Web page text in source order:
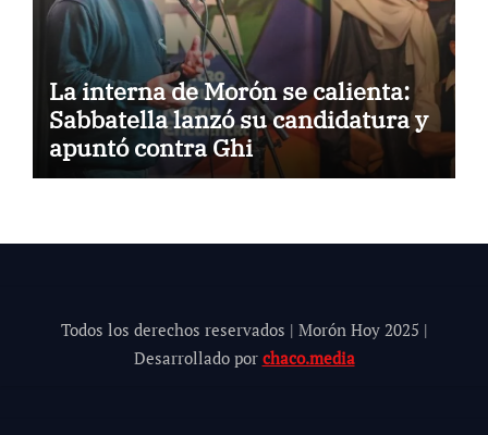
La interna de Morón se calienta:
Sabbatella lanzó su candidatura y
apuntó contra Ghi
Todos los derechos reservados | Morón Hoy 2025 |
Desarrollado por chaco.media